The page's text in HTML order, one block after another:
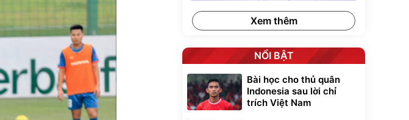
Xem thêm
NỔI BẬT
Bài học cho thủ quân
Indonesia sau lời chỉ
trích Việt Nam